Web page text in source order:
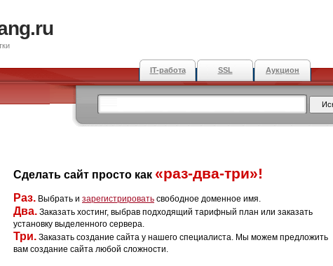
IT-работа SSL Аукцион
Сделать сайт просто как «раз-два-три»!
Раз. Выбрать и зарегистрировать свободное доменное имя.
Два. Заказать хостинг, выбрав подходящий тарифный план или заказать
установку выделенного сервера.
Три. Заказать создание сайта у нашего специалиста. Мы можем предложить
вам создание сайта любой сложности.